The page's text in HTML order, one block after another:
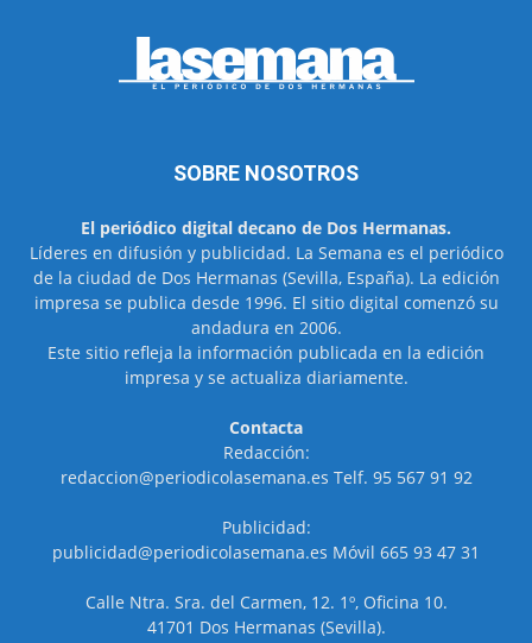
SOBRE NOSOTROS
El periódico digital decano de Dos Hermanas.
Líderes en difusión y publicidad. La Semana es el periódico
de la ciudad de Dos Hermanas (Sevilla, España). La edición
impresa se publica desde 1996. El sitio digital comenzó su
andadura en 2006.
Este sitio refleja la información publicada en la edición
impresa y se actualiza diariamente.
Contacta
Redacción:
redaccion@periodicolasemana.es Telf. 95 567 91 92
Publicidad:
publicidad@periodicolasemana.es Móvil 665 93 47 31
Calle Ntra. Sra. del Carmen, 12. 1º, Oficina 10.
41701 Dos Hermanas (Sevilla).